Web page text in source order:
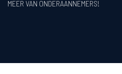
MEER VAN ONDERAANNEMERS!